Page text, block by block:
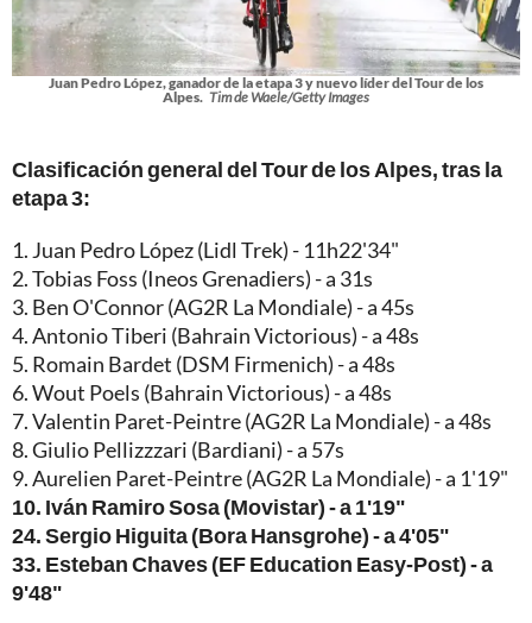
Juan Pedro López, ganador de la etapa 3 y nuevo líder del Tour de los
Alpes. Tim de Waele/Getty Images
Clasificación general del Tour de los Alpes, tras la
etapa 3:
1. Juan Pedro López (Lidl Trek) - 11h22'34"
2. Tobias Foss (Ineos Grenadiers) - a 31s
3. Ben O'Connor (AG2R La Mondiale) - a 45s
4. Antonio Tiberi (Bahrain Victorious) - a 48s
5. Romain Bardet (DSM Firmenich) - a 48s
6. Wout Poels (Bahrain Victorious) - a 48s
7. Valentin Paret-Peintre (AG2R La Mondiale) - a 48s
8. Giulio Pellizzzari (Bardiani) - a 57s
9. Aurelien Paret-Peintre (AG2R La Mondiale) - a 1'19"
10. Iván Ramiro Sosa (Movistar) - a 1'19"
24. Sergio Higuita (Bora Hansgrohe) - a 4'05"
33. Esteban Chaves (EF Education Easy-Post) - a
9'48"